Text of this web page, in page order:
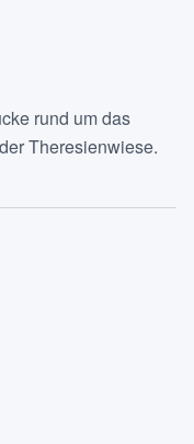
rund um das
Theresienwiese.